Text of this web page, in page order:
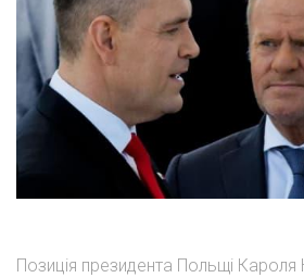
Позиція президента Польщі